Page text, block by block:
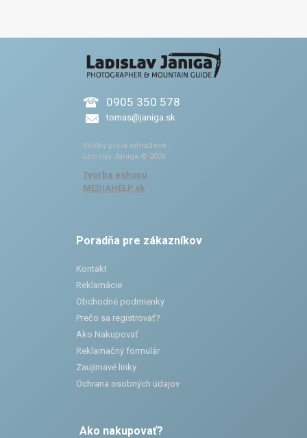
0905 350 578
tomas@janiga.sk
Všetky práva vyhradené.
Ladislav Janiga © 2026
Tvorba eshopu:
MEDIAHELP.sk
Poradňa pre zákazníkov
Kontakt
Reklamácie
Obchodné podmienky
Prečo sa registrovať?
Ako Nakupovať
Reklamačný formulár
Zaujimavé linky
Ochrana osobných údajov
Ako nakupovať?